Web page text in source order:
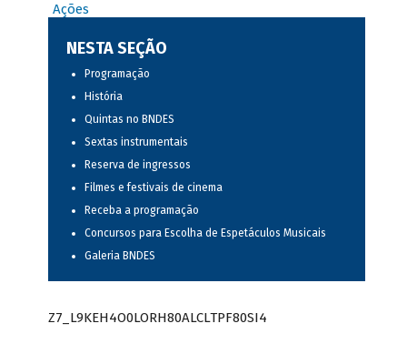
Ações
NESTA SEÇÃO
Programação
História
Quintas no BNDES
Sextas instrumentais
Reserva de ingressos
Filmes e festivais de cinema
Receba a programação
Concursos para Escolha de Espetáculos Musicais
Galeria BNDES
Z7_L9KEH4O0LORH80ALCLTPF80SI4